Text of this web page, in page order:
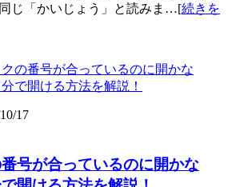
じ「かいじょう」と読みま…[続きを
17
号が合っているのに開かな